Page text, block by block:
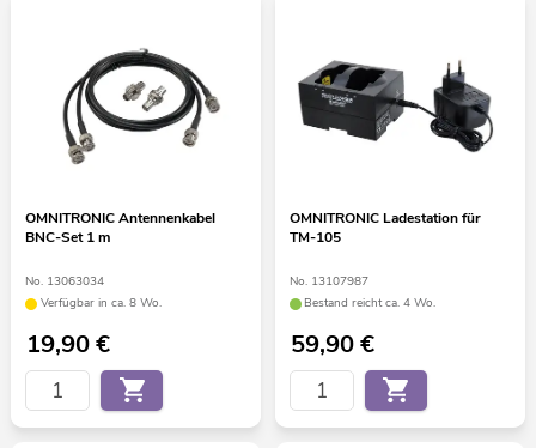
OMNITRONIC Antennenkabel
BNC-Set 1 m
No. 13063034
Verfügbar in ca. 8 Wo.
19,90€
OMNITRONIC Ladestation für
TM-105
No. 13107987
Bestand reicht ca. 4 Wo.
59,90€